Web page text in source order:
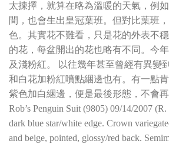
太揀擇，就算在略為溫暖的天氣，例
間，也會生出皇冠葉班。但對比葉班
色。其實花不難看，只是花的外表不
的花，每盆開出的花也略有不同。今
及淺粉紅。 以往幾年甚至曾經有異變
和白花加粉紅噴點綑邊也有。有一點
紫色加白綑邊，便是最後形態，不會
Rob’s Penguin Suit (9805) 09/14/2007
dark blue star/white edge. Crown
and beige, pointed, glossy/red back.